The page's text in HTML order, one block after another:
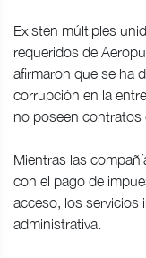
Existen múltiples
requeridos de
afirmaron que se ha
corrupción en la
no poseen contratos
Mientras las
con el pago de
acceso, los servicios
administrativa.